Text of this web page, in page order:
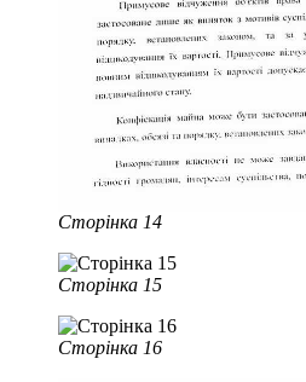
Сторінка 14
Сторінка 15
Сторінка 16